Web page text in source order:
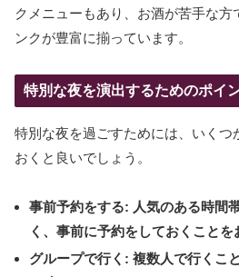
クメニューもあり、お酒が苦手な方
ンクが豊富に揃っています。
特別な夜を演出するためのポイ
特別な夜を過ごすためには、いくつ
おくと良いでしょう。
事前予約をする: 人気のある時間
く、事前に予約をしておくことを
グループで行く : 複数人で行くこ